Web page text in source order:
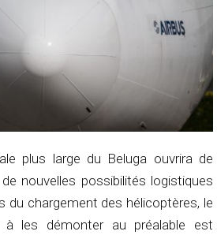
plus large du Beluga ouvrira de
nouvelles possibilités logistiques
du chargement des hélicoptères, le
les démonter au préalable est